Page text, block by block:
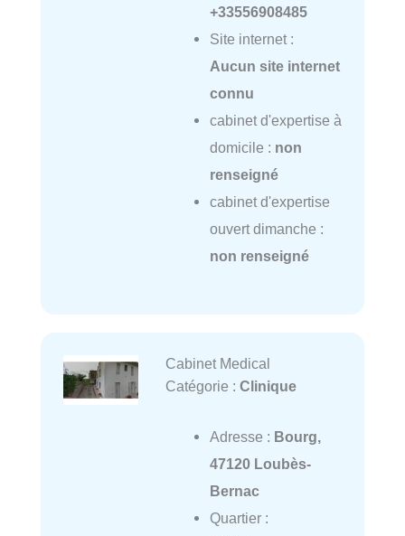
+33556908485
Site internet :
Aucun site internet
connu
cabinet d'expertise à
domicile : non
renseigné
cabinet d'expertise
ouvert dimanche :
non renseigné
Cabinet Medical
Catégorie : Clinique
Adresse : Bourg,
47120 Loubès-
Bernac
Quartier :